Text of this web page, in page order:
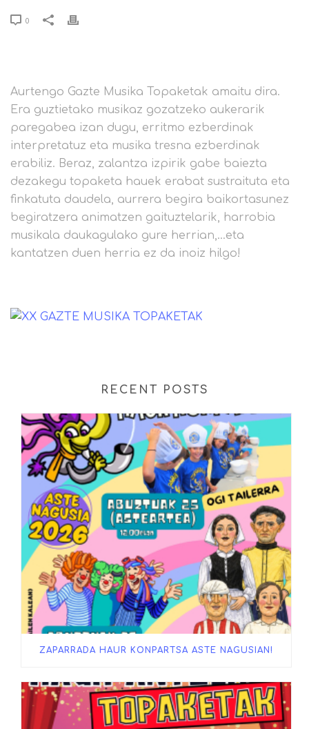
0
Aurtengo Gazte Musika Topaketak amaitu dira.
Era guztietako musikaz gozatzeko aukerarik
paregabea izan dugu, erritmo ezberdinak
interpretatuz eta musika tresna ezberdinak
erabiliz. Beraz, zalantza izpirik gabe baiezta
dezakegu topaketa hauek erabat sustraituta eta
finkatuta daudela, aurrera begira baikortasunez
begiratzera animatzen gaituztelarik, harrobia
musikala daukagulako gure herrian,…eta
kantatzen duen herria ez da inoiz hilgo!
RECENT POSTS
ZAPARRADA HAUR KONPARTSA ASTE NAGUSIAN!